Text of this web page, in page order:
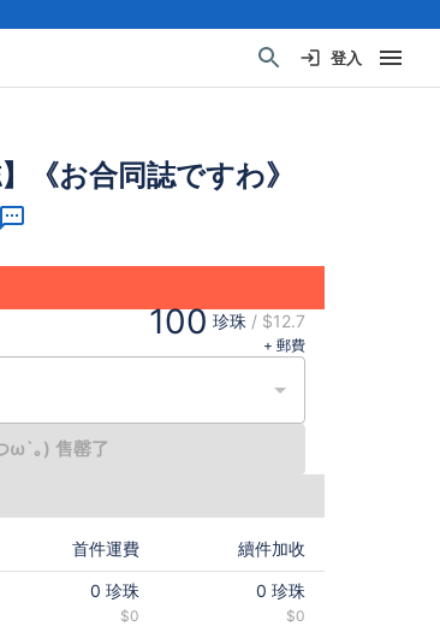
登入
《お合同誌ですわ》
100 珍珠 / $12.7
+ 郵費
ω`｡) 售罄了
首件運費 續件加收
0 珍珠
$0
0 珍珠
$0